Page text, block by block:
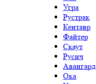
Угра
Рустрак
Кентавр
Файтер
Скаут
Русич
Авангард
Ока